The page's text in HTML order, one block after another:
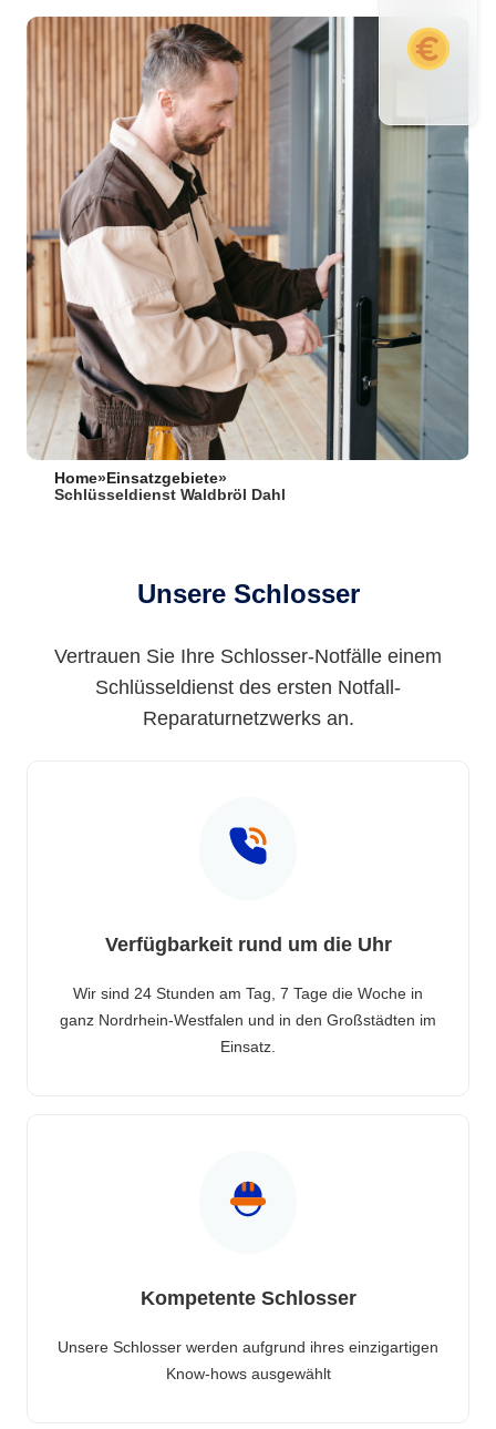
Home» Einsatzgebiete»
Schlüsseldienst Waldbröl Dahl
Unsere Schlosser
Vertrauen Sie Ihre Schlosser-Notfälle einem
Schlüsseldienst des ersten Notfall-
Reparaturnetzwerks an.
Verfügbarkeit rund um die Uhr
Wir sind 24 Stunden am Tag, 7 Tage die Woche in
ganz Nordrhein-Westfalen und in den Großstädten im
Einsatz.
Kompetente Schlosser
Unsere Schlosser werden aufgrund ihres einzigartigen
Know-hows ausgewählt